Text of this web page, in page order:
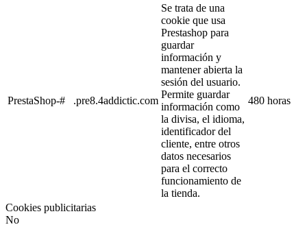
PrestaShop-# .pre8.4addictic.com
Se trata de una
cookie que usa
Prestashop para
guardar
información y
mantener abierta la
sesión del usuario.
Permite guardar
información como
la divisa, el idioma,
identificador del
cliente, entre otros
datos necesarios
para el correcto
funcionamiento de
la tienda.
480 horas
Cookies publicitarias
No